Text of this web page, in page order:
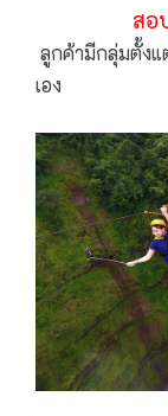
สอ
ลูกค้ามีกลุ่มตั้งแ
เอง